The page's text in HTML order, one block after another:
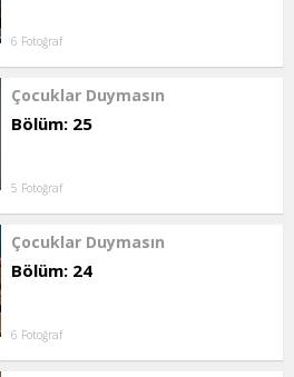
6 Fotoğraf
Çocuklar Duymasın
Bölüm: 25
5 Fotoğraf
Çocuklar Duymasın
Bölüm: 24
6 Fotoğraf